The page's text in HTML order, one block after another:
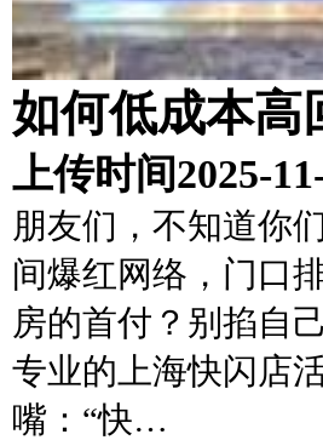
如何低成本高
上传时间2025-
朋友们，不知道你
间爆红网络，门口
房的首付？别掐自
专业的上海快闪店
嘴：“快…